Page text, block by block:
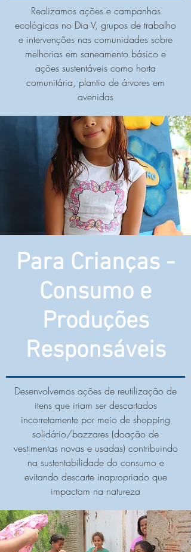
Realizamos ações e campanhas
ecológicas no Dia V, grupos de trabalho
e intervenções nas comunidades sobre
melhorias em saneamento básico e
ações sustentáveis como horta
comunitária, plantio de árvores em
avenidas
Para Crianças -
Consumo e
Produções
Responsáveis
Desenvolvemos ações de reutilização de
itens que iriam ser descartados
incorretamente por meio de shopping
solidário/bazzares (doação de
vestimentas novas e usadas) contribuindo
na sustentabilidade do consumo e
evitando descarte inapropriado que
impactam na natureza